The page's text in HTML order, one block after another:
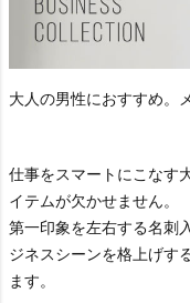
大人の男性におすすめ。
仕事をスマートにこなす
イテムが欠かせません。
第一印象を左右する名刺
ジネスシーンを格上げす
ます。